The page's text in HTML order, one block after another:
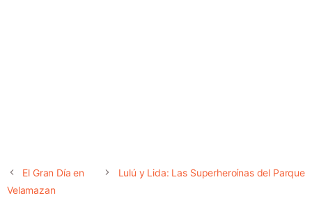
El Gran Día en
Velamazan
Lulú y Lida: Las Superheroínas del Parque